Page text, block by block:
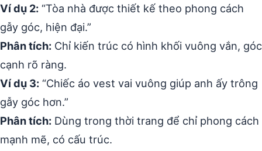
Ví dụ 2: “Tòa nhà được thiết kế theo phong cách
gẫy góc, hiện đại.”
Phân tích: Chỉ kiến trúc có hình khối vuông vắn, góc
cạnh rõ ràng.
Ví dụ 3: “Chiếc áo vest vai vuông giúp anh ấy trông
gẫy góc hơn.”
Phân tích: Dùng trong thời trang để chỉ phong cách
mạnh mẽ, có cấu trúc.